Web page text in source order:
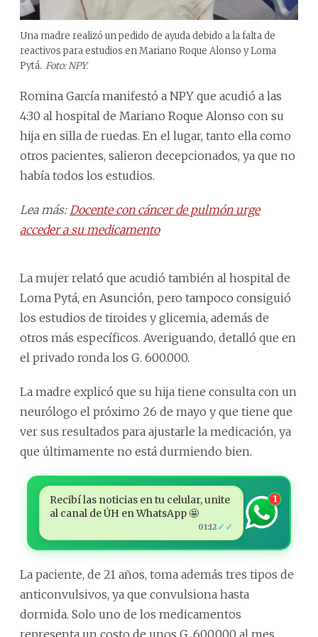
Una madre realizó un pedido de ayuda debido a la falta de
reactivos para estudios en Mariano Roque Alonso y Loma
Pytá. Foto: NPY.
Romina García manifestó a NPY que acudió a las
4:30 al hospital de Mariano Roque Alonso con su
hija en silla de ruedas. En el lugar, tanto ella como
otros pacientes, salieron decepcionados, ya que no
había todos los estudios.
Lea más: Docente con cáncer de pulmón urge
acceder a su medicamento
La mujer relató que acudió también al hospital de
Loma Pytá, en Asunción, pero tampoco consiguió
los estudios de tiroides y glicemia, además de
otros más específicos. Averiguando, detalló que en
el privado ronda los G. 600.000.
La madre explicó que su hija tiene consulta con un
neurólogo el próximo 26 de mayo y que tiene que
ver sus resultados para ajustarle la medicación, ya
que últimamente no está durmiendo bien.
Recibí las noticias en tu celular, unite
al canal de ÚH en WhatsApp 🤩
01:12 ✓✓
1
La paciente, de 21 años, toma además tres tipos de
anticonvulsivos, ya que convulsiona hasta
dormida. Solo uno de los medicamentos
representa un costo de unos G. 600.000 al mes.